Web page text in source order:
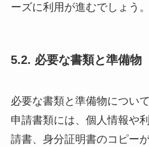
ーズに利用が進むでしょう。
5.2. 必要な書類と準備物
必要な書類と準備物につい
申請書類には、個人情報や
請書、身分証明書のコピー